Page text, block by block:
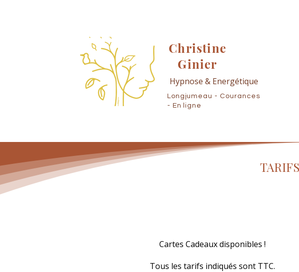
Christine
Ginier
Hypnose & Energétique
Longjumeau - Courances
- En ligne
Cartes Cadeaux disponibles !
Tous les tarifs indiqués sont TTC.